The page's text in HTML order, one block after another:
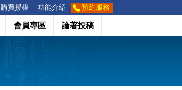
購買授權 功能介紹 預約服務
會員專區 論著投稿